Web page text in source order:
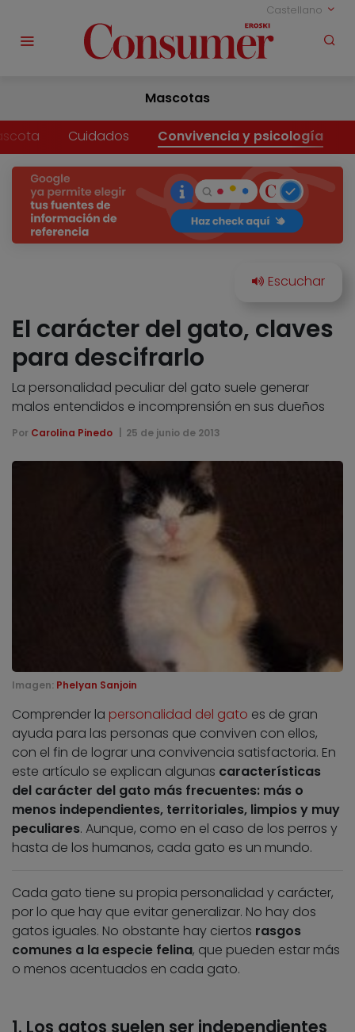
Castellano
Mascotas
Cuidados Convivencia y psicología
El carácter del gato, claves
para descifrarlo
La personalidad peculiar del gato suele generar
malos entendidos e incomprensión en sus dueños
Por Carolina Pinedo 25 de junio de 2013
Imagen: Phelyan Sanjoin
Comprender la personalidad del gato es de gran
ayuda para las personas que conviven con ellos,
con el fin de lograr una convivencia satisfactoria. En
este artículo se explican algunas características
del carácter del gato más frecuentes: más o
menos independientes, territoriales, limpios y muy
peculiares. Aunque, como en el caso de los perros y
hasta de los humanos, cada gato es un mundo.
Cada gato tiene su propia personalidad y carácter,
por lo que hay que evitar generalizar. No hay dos
gatos iguales. No obstante hay ciertos rasgos
comunes a la especie felina, que pueden estar más
o menos acentuados en cada gato.
1. Los gatos suelen ser independientes